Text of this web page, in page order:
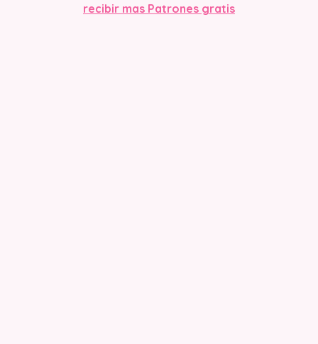
recibir mas Patrones gratis